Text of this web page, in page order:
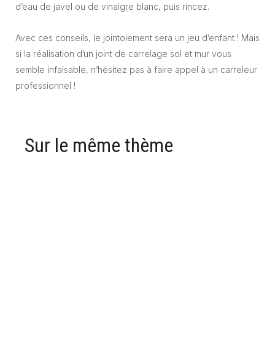
d’eau de javel ou de vinaigre blanc, puis rincez.
Avec ces conseils, le jointoiement sera un jeu d’enfant ! Mais
si la réalisation d’un joint de carrelage sol et mur vous
semble infaisable, n’hésitez pas à faire appel à un carreleur
professionnel !
Sur le même thème